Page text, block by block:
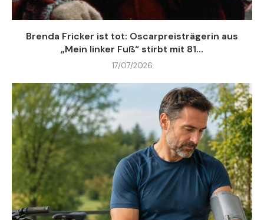
Brenda Fricker ist tot: Oscarpreisträgerin aus
„Mein linker Fuß“ stirbt mit 81...
17/07/2026